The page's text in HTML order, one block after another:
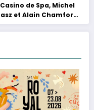
de Spa, Michel
et Alain Chamfort
le temps qui
sans jamais céder